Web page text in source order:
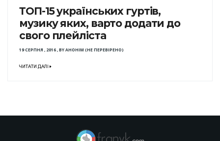
ТОП-15 українських гуртів,
музику яких, варто додати до
свого плейліста
19 СЕРПНЯ , 2016,BYАНОНІМ (НЕ ПЕРЕВІРЕНО)
ЧИТАТИ ДАЛІ